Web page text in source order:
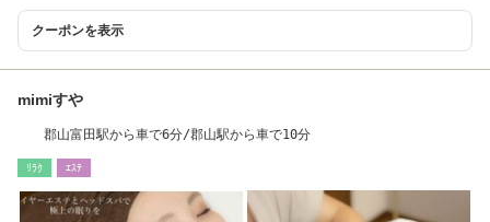
クーポンを表示
mimiすや
郡山富田駅から車で6分/郡山駅から車で10分
ﾘﾗｸ ｴｽﾃ